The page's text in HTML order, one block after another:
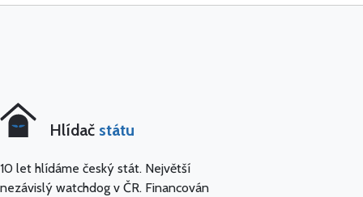
Hlídač státu
10 let hlídáme český stát. Největší
nezávislý watchdog v ČR. Financován